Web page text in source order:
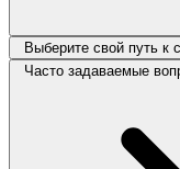
Выберите свой путь к
Часто задаваемые